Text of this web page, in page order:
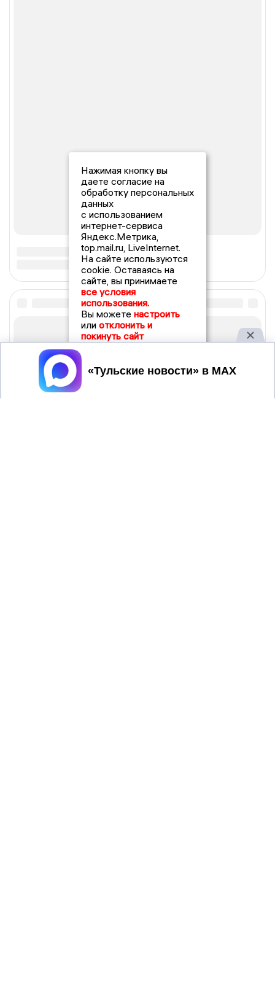
Нажимая кнопку вы
даете согласие на
обработку персональных
данных
с использованием
интернет-сервиса
Яндекс.Метрика,
top.mail.ru, LiveInternet.
На сайте используются
cookie. Оставаясь на
сайте, вы принимаете
все условия
использования.
Вы можете настроить
или отклонить и
покинуть сайт
Принять